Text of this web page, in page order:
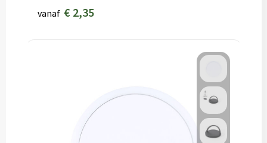
vanaf € 2,35